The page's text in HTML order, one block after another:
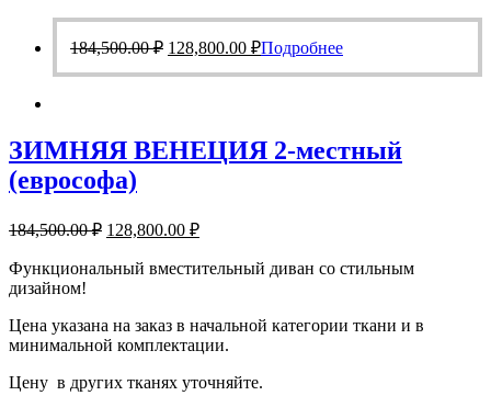
184,500.00₽ Первоначальная
составляла
128,800.00 ₽Текущая
цена:
Подробнее
ЗИМНЯЯ ВЕНЕЦИЯ 2-местный
(еврософа)
184,500.00₽ Первоначальная
составляла
128,800.00 ₽Текущая
128,800.00 ₽.
Функциональный вместительный диван со стильным
дизайном!
Цена указана на заказ в начальной категории ткани и в
минимальной комплектации.
Цену в других тканях уточняйте.